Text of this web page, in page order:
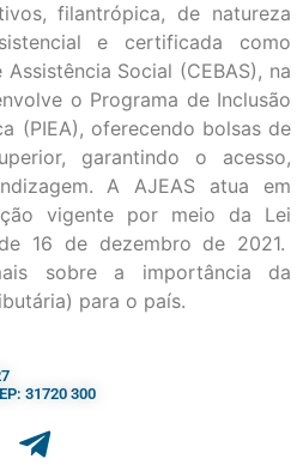
filantrópica, de natureza
e certificada como
Social (CEBAS), na
o Programa de Inclusão
(PIEA), oferecendo bolsas de
garantindo o acesso,
A AJEAS atua em
vigente por meio da Lei
16 de dezembro de 2021.
sobre a importância da
para o país.
31720 300